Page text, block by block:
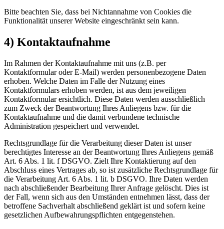
Bitte beachten Sie, dass bei Nichtannahme von Cookies die
Funktionalität unserer Website eingeschränkt sein kann.
4) Kontaktaufnahme
Im Rahmen der Kontaktaufnahme mit uns (z.B. per
Kontaktformular oder E-Mail) werden personenbezogene Daten
erhoben. Welche Daten im Falle der Nutzung eines
Kontaktformulars erhoben werden, ist aus dem jeweiligen
Kontaktformular ersichtlich. Diese Daten werden ausschließlich
zum Zweck der Beantwortung Ihres Anliegens bzw. für die
Kontaktaufnahme und die damit verbundene technische
Administration gespeichert und verwendet.
Rechtsgrundlage für die Verarbeitung dieser Daten ist unser
berechtigtes Interesse an der Beantwortung Ihres Anliegens gemäß
Art. 6 Abs. 1 lit. f DSGVO. Zielt Ihre Kontaktierung auf den
Abschluss eines Vertrages ab, so ist zusätzliche Rechtsgrundlage für
die Verarbeitung Art. 6 Abs. 1 lit. b DSGVO. Ihre Daten werden
nach abschließender Bearbeitung Ihrer Anfrage gelöscht. Dies ist
der Fall, wenn sich aus den Umständen entnehmen lässt, dass der
betroffene Sachverhalt abschließend geklärt ist und sofern keine
gesetzlichen Aufbewahrungspflichten entgegenstehen.